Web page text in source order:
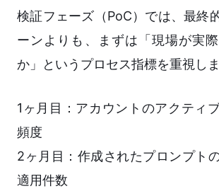
検証フェーズ（PoC）では、最終
ーンよりも、まずは「現場が実
か」というプロセス指標を重視しま
1ヶ月目：アカウントのアクティ
頻度
2ヶ月目：作成されたプロンプト
適用件数